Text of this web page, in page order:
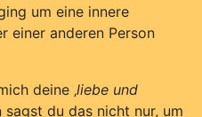
um eine innere
einer anderen Person
deine ‚liebe und
sagst du das nicht nur, um